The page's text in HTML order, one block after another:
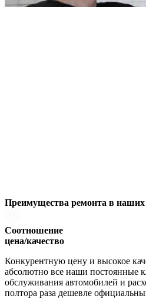
Преимущества ремонта в наших
Соотношение
цена/качество
Конкурентную цену и высокое
абсолютно все наши постоянные
обслуживания автомобилей и
полтора раза дешевле